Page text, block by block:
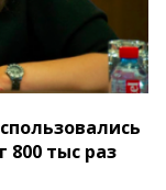
800 тыс раз